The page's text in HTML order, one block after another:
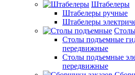
Штабелеры
Штабелеры ручные
Штабелеры
Столы подъемные
передвижные
Столы подъемные
передвижные